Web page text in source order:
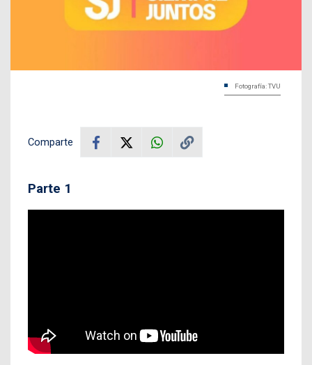
Fotografía: TVU
Comparte
Parte 1